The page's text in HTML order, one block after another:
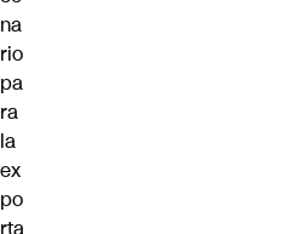
na
rio
pa
ra
la
ex
po